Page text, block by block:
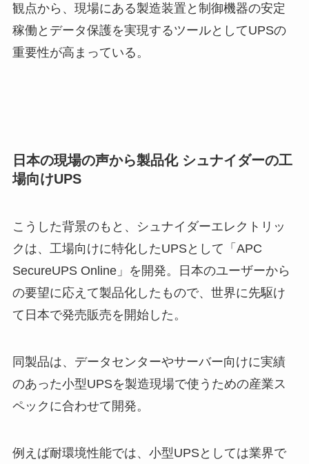
観点から、現場にある製造装置と制御機器の安定
稼働とデータ保護を実現するツールとしてUPSの
重要性が高まっている。
日本の現場の声から製品化 シュナイダーの工
場向けUPS
こうした背景のもと、シュナイダーエレクトリッ
クは、工場向けに特化したUPSとして「APC
SecureUPS Online」を開発。日本のユーザーから
の要望に応えて製品化したもので、世界に先駆け
て日本で発売販売を開始した。
同製品は、データセンターやサーバー向けに実績
のあった小型UPSを製造現場で使うための産業ス
ペックに合わせて開発。
例えば耐環境性能では、小型UPSとしては業界で